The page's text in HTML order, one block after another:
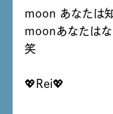
moon あなたは
moonあなた
笑
💖Rei💖